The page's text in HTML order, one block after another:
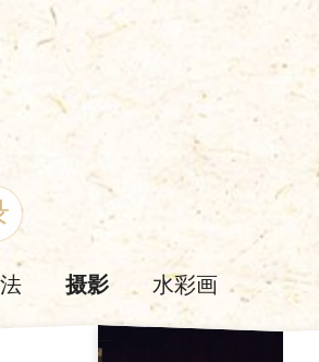
摄影 水彩画